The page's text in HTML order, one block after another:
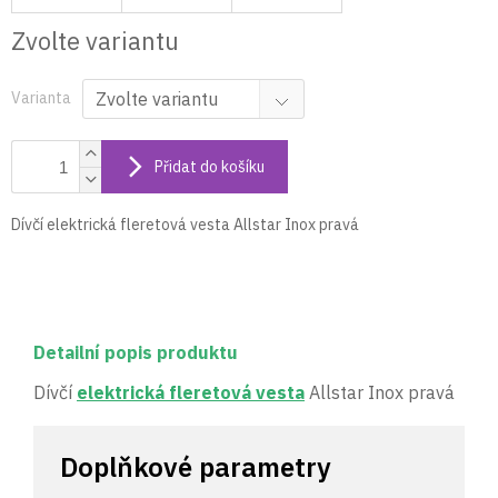
Zvolte variantu
Varianta
Přidat do košíku
Dívčí elektrická fleretová vesta Allstar Inox pravá
Detailní popis produktu
Dívčí elektrická fleretová vesta Allstar Inox pravá
Doplňkové parametry